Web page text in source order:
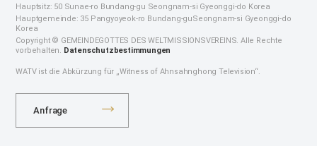
공
하
Hauptsitz: 50 Sunae-ro Bundang-gu Seongnam-si Gyeonggi-do Korea
Hauptgemeinde: 35 Pangyoyeok-ro Bundang-guSeongnam-si Gyeonggi-do
Korea
Copyright © GEMEINDEGOTTES DES WELTMISSIONSVEREINS. Alle Rechte
vorbehalten. Datenschutzbestimmungen
WATV ist die Abkürzung für „Witness of Ahnsahnghong Television“.
Anfrage